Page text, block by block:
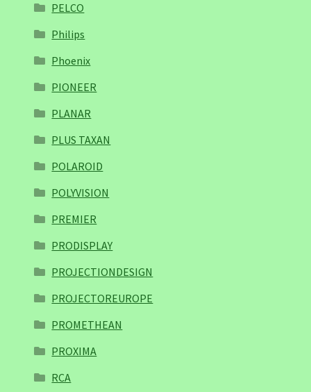
PELCO
Philips
Phoenix
PIONEER
PLANAR
PLUS TAXAN
POLAROID
POLYVISION
PREMIER
PRODISPLAY
PROJECTIONDESIGN
PROJECTOREUROPE
PROMETHEAN
PROXIMA
RCA